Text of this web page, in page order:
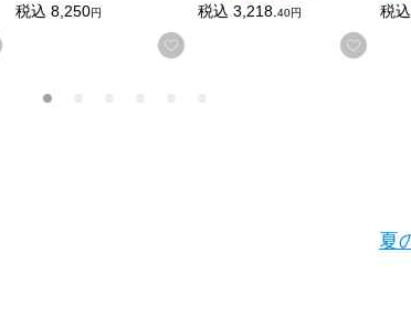
お気に入りに登録する
税込 8,250円
お気に入りに登録する
税込 3,218.40円
お気
税込
夏